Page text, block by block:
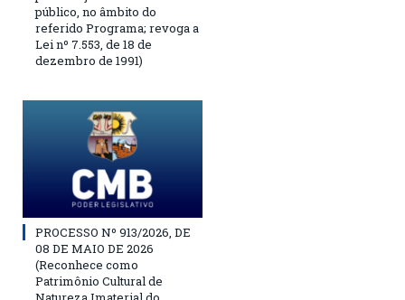
público, no âmbito do
referido Programa; revoga a
Lei nº 7.553, de 18 de
dezembro de 1991)
PROCESSO Nº 913/2026, DE
08 DE MAIO DE 2026
(Reconhece como
Patrimônio Cultural de